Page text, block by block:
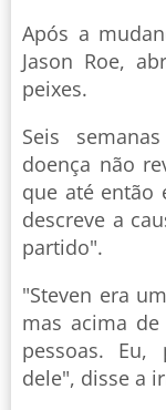
Após a
Jason Roe,
peixes.
Seis
doença não
que até então
descreve a
partido".
"Steven era
mas acima
pessoas.
dele", disse a